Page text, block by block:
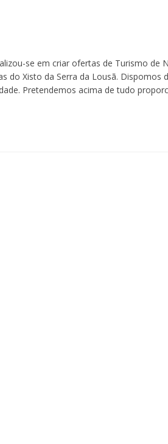
se em criar ofertas de Turismo de
do Xisto da Serra da Lousã.
Pretendemos acima de tudo